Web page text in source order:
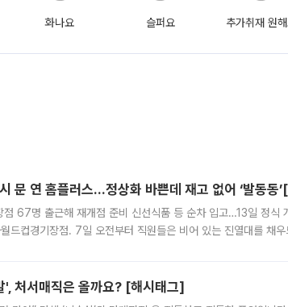
화나요 슬퍼요 추가취재 원
문 연 홈플러스…정상화 바쁜데 재고 없어 ‘발동동
점 67명 출근해 재개점 준비 신선식품 등 순차 입고…13일 정식
드컵경기장점. 7일 오전부터 직원들은 비어 있는 진열대를 채
', 처서매직은 올까요? [해시태그]